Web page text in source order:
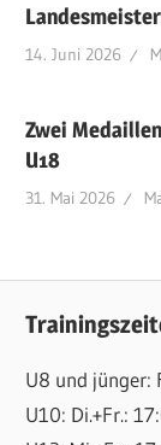
14. Juni 2026
Zwei
U18
31. Mai 2026
U8 und jünger:
U10: Di.+Fr.: